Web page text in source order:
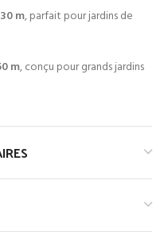
30 m, parfait pour jardins de
m, conçu pour grands jardins